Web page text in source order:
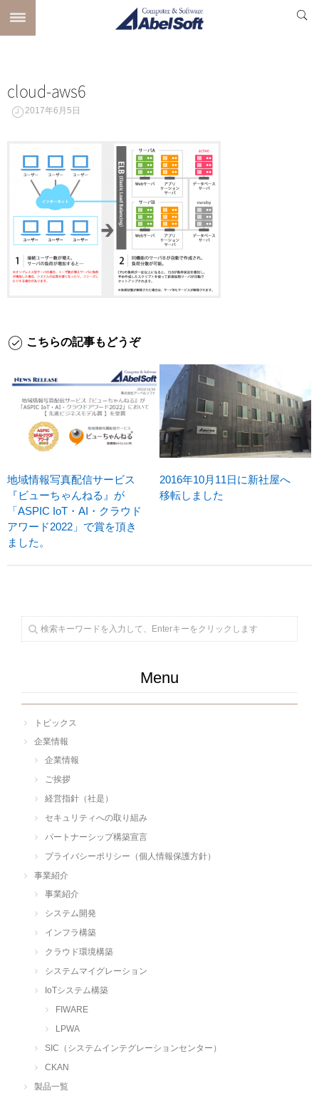
cloud-aws6
2017年6月5日
こちらの記事もどうぞ
地域情報写真配信サービス
『ビューちゃんねる』が
「ASPIC IoT・AI・クラウド
アワード2022」で賞を頂き
ました。
2016年10月11日に新社屋へ
移転しました
Menu
トピックス
企業情報
企業情報
ご挨拶
経営指針（社是）
セキュリティへの取り組み
パートナーシップ構築宣言
プライバシーポリシー（個人情報保護方針）
事業紹介
事業紹介
システム開発
インフラ構築
クラウド環境構築
システムマイグレーション
IoTシステム構築
FIWARE
LPWA
SIC（システムインテグレーションセンター）
CKAN
製品一覧